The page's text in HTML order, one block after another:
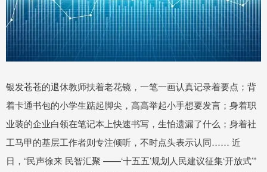
银发苍苍的退休教师扶着老花镜，一笔一画认真记录着要点；背
着卡通书包的小学生踮起脚尖，高高举起小手想要发言；身着职
业装的企业白领在笔记本上快速书写，生怕遗漏了什么；身着社
工马甲的基层工作者则专注倾听，不时点头表示认同…… 近
日，“民声徐来 民智汇聚 ——‘十五五’规划人民建议征集‘开放式’”